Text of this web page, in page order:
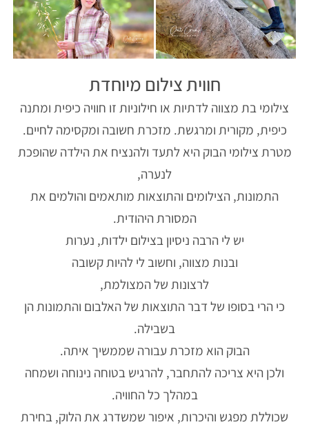
חווית צילום מיוחדת
צילומי בת מצווה לדתיות או חילוניות זו חוויה כיפית ומתנה
כיפית, מקורית ומרגשת. מזכרת חשובה ומקסימה לחיים.
מטרת צילומי הבוק היא לתעד ולהנציח את הילדה שהופכת
לנערה,
התמונות, הצילומים והתוצאות מותאמים והולמים את
המסורת היהודית.
יש לי הרבה ניסיון בצילום ילדות, נערות
ובנות מצווה, וחשוב לי להיות קשובה
לרצונות של המצולמת,
כי הרי בסופו של דבר התוצאות של האלבום והתמונות הן
בשבילה.
הבוק הוא מזכרת עבורה שממשיך איתה.
ולכן היא צריכה להתחבר, להרגיש בטוחה נינוחה ושמחה
במהלך כל החוויה.
שכוללת מפגש והיכרות, איפור שמשדרג את הלוק, בחירת